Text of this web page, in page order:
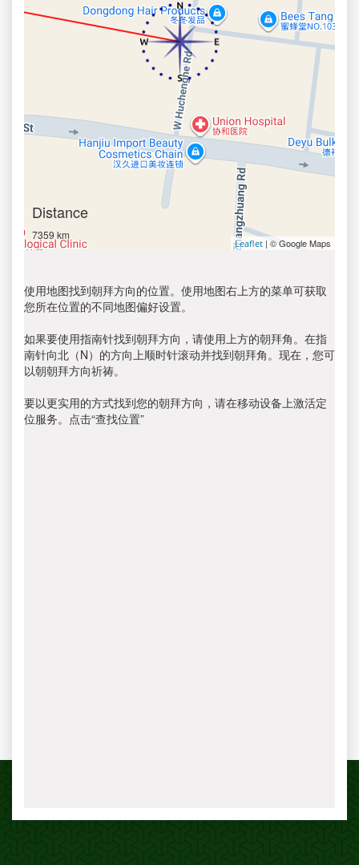
Distance
7359 km
Leaflet | © Google Maps
使用地图找到朝拜方向的位置。使用地图右上方的菜单可获取
您所在位置的不同地图偏好设置。
如果要使用指南针找到朝拜方向，请使用上方的朝拜角。在指
南针向北（N）的方向上顺时针滚动并找到朝拜角。现在，您可
以朝朝拜方向祈祷。
要以更实用的方式找到您的朝拜方向，请在移动设备上激活定
位服务。点击“查找位置”